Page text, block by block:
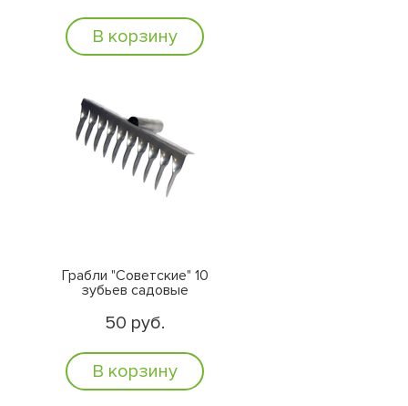
В корзину
Грабли "Советские" 10
зубьев садовые
50 руб.
В корзину